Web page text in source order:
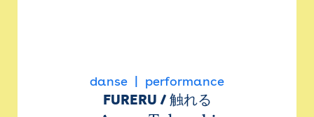
danse performance
FURERU / 触れる